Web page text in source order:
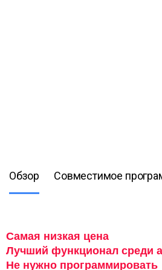
Обзор Совместимое
Самая низкая цена
Лучший функционал среди
Не нужно программировать